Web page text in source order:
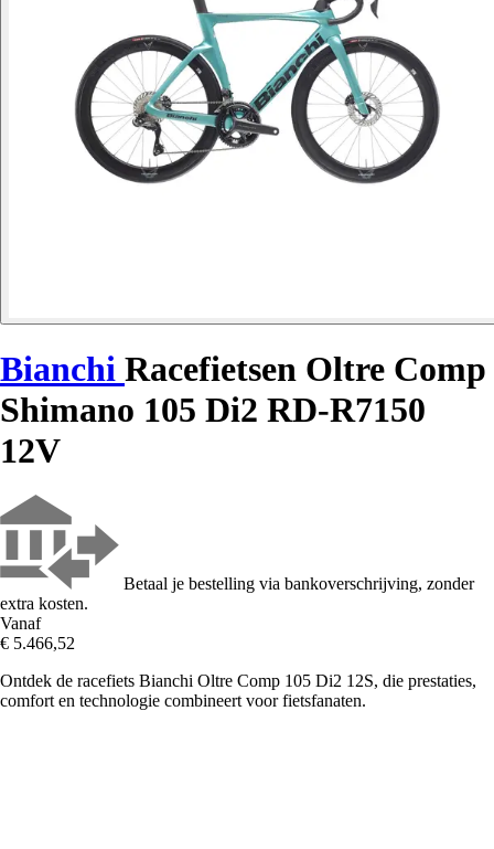
Bianchi Racefietsen Oltre Comp
Shimano 105 Di2 RD-R7150
12V
Betaal je bestelling via bankoverschrijving, zonder
extra kosten.
Vanaf
€ 5.466,52
Ontdek de racefiets Bianchi Oltre Comp 105 Di2 12S, die prestaties,
comfort en technologie combineert voor fietsfanaten.